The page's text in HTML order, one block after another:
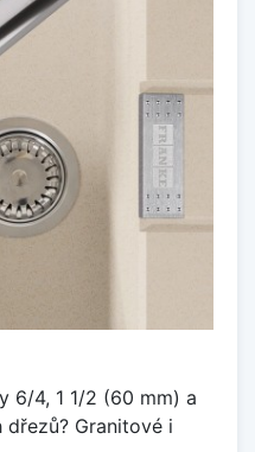
6/4, 1 1/2 (60 mm) a
Granitové i